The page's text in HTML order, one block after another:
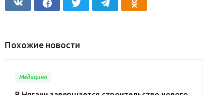
Похожие новости
Медицина